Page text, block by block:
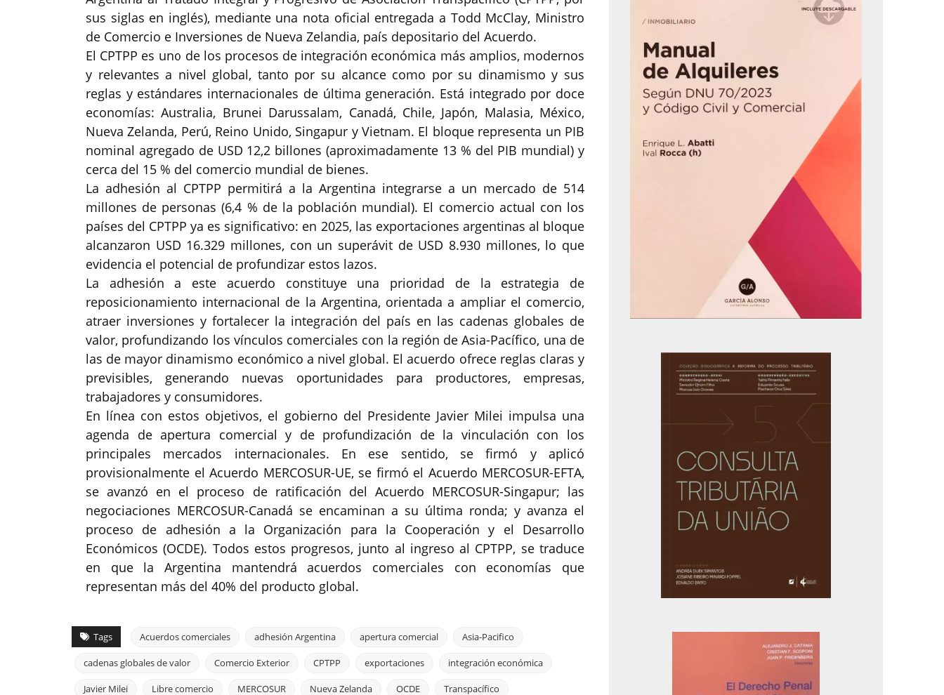
sus siglas en inglés), mediante una nota oficial entregada a Todd McClay, Ministro
de Comercio e Inversiones de Nueva Zelandia, país depositario del Acuerdo.
El CPTPP es uno de los procesos de integración económica más amplios, modernos
y relevantes a nivel global, tanto por su alcance como por su dinamismo y sus
reglas y estándares internacionales de última generación. Está integrado por doce
economías: Australia, Brunei Darussalam, Canadá, Chile, Japón, Malasia, México,
Nueva Zelanda, Perú, Reino Unido, Singapur y Vietnam. El bloque representa un PIB
nominal agregado de USD 12,2 billones (aproximadamente 13 % del PIB mundial) y
cerca del 15 % del comercio mundial de bienes.
La adhesión al CPTPP permitirá a la Argentina integrarse a un mercado de 514
millones de personas (6,4 % de la población mundial). El comercio actual con los
países del CPTPP ya es significativo: en 2025, las exportaciones argentinas al bloque
alcanzaron USD 16.329 millones, con un superávit de USD 8.930 millones, lo que
evidencia el potencial de profundizar estos lazos.
La adhesión a este acuerdo constituye una prioridad de la estrategia de
reposicionamiento internacional de la Argentina, orientada a ampliar el comercio,
atraer inversiones y fortalecer la integración del país en las cadenas globales de
valor, profundizando los vínculos comerciales con la región de Asia-Pacífico, una de
las de mayor dinamismo económico a nivel global. El acuerdo ofrece reglas claras y
previsibles, generando nuevas oportunidades para productores, empresas,
trabajadores y consumidores.
En línea con estos objetivos, el gobierno del Presidente Javier Milei impulsa una
agenda de apertura comercial y de profundización de la vinculación con los
principales mercados internacionales. En ese sentido, se firmó y aplicó
provisionalmente el Acuerdo MERCOSUR-UE, se firmó el Acuerdo MERCOSUR-EFTA,
se avanzó en el proceso de ratificación del Acuerdo MERCOSUR-Singapur; las
negociaciones MERCOSUR-Canadá se encaminan a su última ronda; y avanza el
proceso de adhesión a la Organización para la Cooperación y el Desarrollo
Económicos (OCDE). Todos estos progresos, junto al ingreso al CPTPP, se traduce
en que la Argentina mantendrá acuerdos comerciales con economías que
representan más del 40% del producto global.
Tags Acuerdos comerciales adhesión Argentina apertura comercial Asia-Pacifico
cadenas globales de valor Comercio Exterior CPTPP exportaciones integración económica
Javier Milei Libre comercio MERCOSUR Nueva Zelanda OCDE Transpacífico